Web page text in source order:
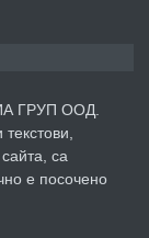
преди 4 дни
Хасково кв.
ГРУП ООД.
са
е посочено